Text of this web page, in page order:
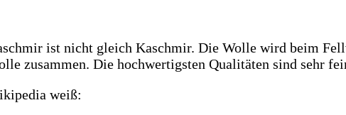
ist nicht gleich Kaschmir. Die Wolle wird beim
zusammen. Die hochwertigsten Qualitäten sind sehr
weiß: